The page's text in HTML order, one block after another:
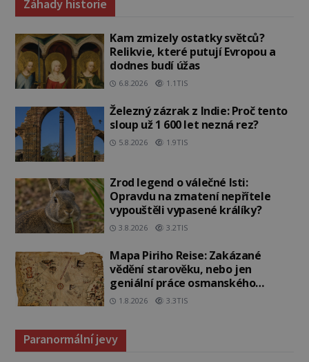
Záhady historie
Kam zmizely ostatky světců?
Relikvie, které putují Evropou a
dodnes budí úžas
6.8.2026 1.1TIS
Železný zázrak z Indie: Proč tento
sloup už 1 600 let nezná rez?
5.8.2026 1.9TIS
Zrod legend o válečné lsti:
Opravdu na zmatení nepřítele
vypouštěli vypasené králíky?
3.8.2026 3.2TIS
Mapa Piriho Reise: Zakázané
vědění starověku, nebo jen
geniální práce osmanského
admirála?
1.8.2026 3.3TIS
Paranormální jevy